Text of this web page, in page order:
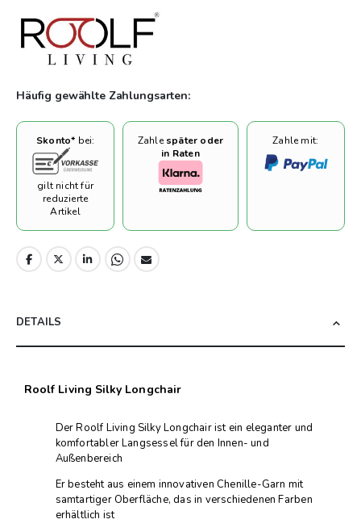
Kombination aus stilvollem Design, hochwertigen Materialien
und praktischen Funktionen macht diesen Longchair zu einer
erstklassigen Wahl für stilvolles Wohnen und Entspannen.
Zuhause oder Ihrer Terrasse einen Hauch von Luxus.
Häufig gewählte Zahlungsarten:
Skonto* bei:
gilt nicht für
reduzierte
Artikel
Zahlespäter oder
in Raten
Zahle mit:
DETAILS
Roolf Living Silky Longchair
Der Roolf Living Silky Longchair ist ein eleganter und
komfortabler Langsessel für den Innen- und
Außenbereich
Er besteht aus einem innovativen Chenille-Garn mit
samtartiger Oberfläche, das in verschiedenen Farben
erhältlich ist